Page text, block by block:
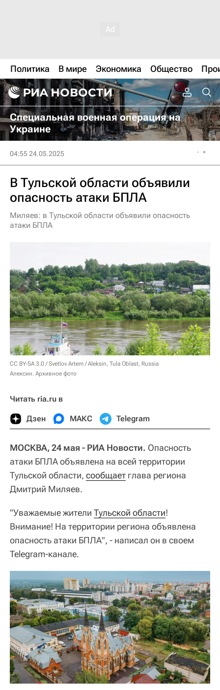
Политика В мире Экономика Общество
Специальная военная операция на
Украине
04:55 24.05.2025
В Тульской области объявили
опасность атаки БПЛА
Миляев: в Тульской области объявили опасность
атаки БПЛА
CC BY-SA 3.0 / Svetlov Artem /Aleksin, Tula Oblast, Russia
Алексин. Архивное фото
Читать ria.ru в
Дзен МАКС Telegram
МОСКВА, 24 мая - РИА Новости. Опасность
атаки БПЛА объявлена на всей территории
Тульской области, сообщает глава региона
Дмитрий Миляев.
"Уважаемые жители Тульской области!
Внимание! На территории региона объявлена
опасность атаки БПЛА", - написал он в своем
Telegram-канале.